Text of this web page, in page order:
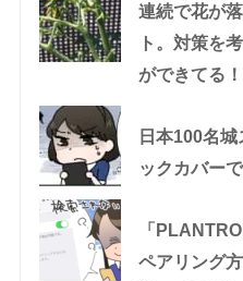
連続で花が
ト。対策を
ができてる！
日本100名
ックカバー
「
ペアリング